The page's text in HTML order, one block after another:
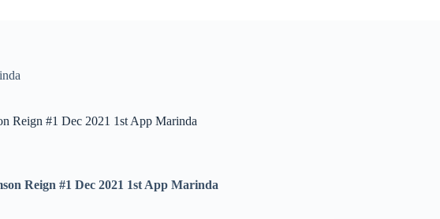
Reign #1 Dec 2021 1st App Marinda
Reign #1 Dec 2021 1st App Marinda